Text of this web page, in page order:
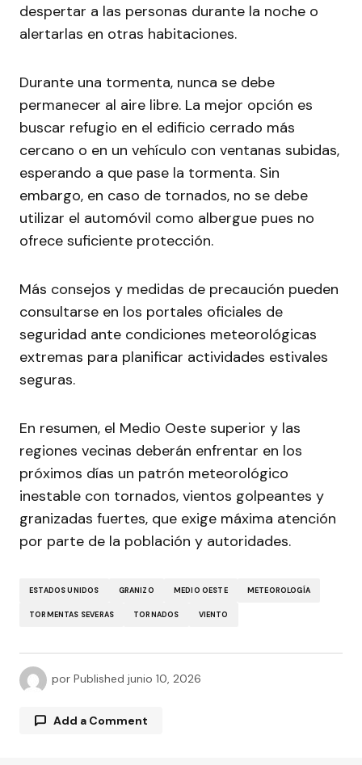
despertar a las personas durante la noche o
alertarlas en otras habitaciones.
Durante una tormenta, nunca se debe
permanecer al aire libre. La mejor opción es
buscar refugio en el edificio cerrado más
cercano o en un vehículo con ventanas subidas,
esperando a que pase la tormenta. Sin
embargo, en caso de tornados, no se debe
utilizar el automóvil como albergue pues no
ofrece suficiente protección.
Más consejos y medidas de precaución pueden
consultarse en los portales oficiales de
seguridad ante condiciones meteorológicas
extremas para planificar actividades estivales
seguras.
En resumen, el Medio Oeste superior y las
regiones vecinas deberán enfrentar en los
próximos días un patrón meteorológico
inestable con tornados, vientos golpeantes y
granizadas fuertes, que exige máxima atención
por parte de la población y autoridades.
ESTADOS UNIDOS GRANIZO MEDIO OESTE METEOROLOGÍA
TORMENTAS SEVERAS TORNADOS VIENTO
por Published junio 10, 2026
Add a Comment